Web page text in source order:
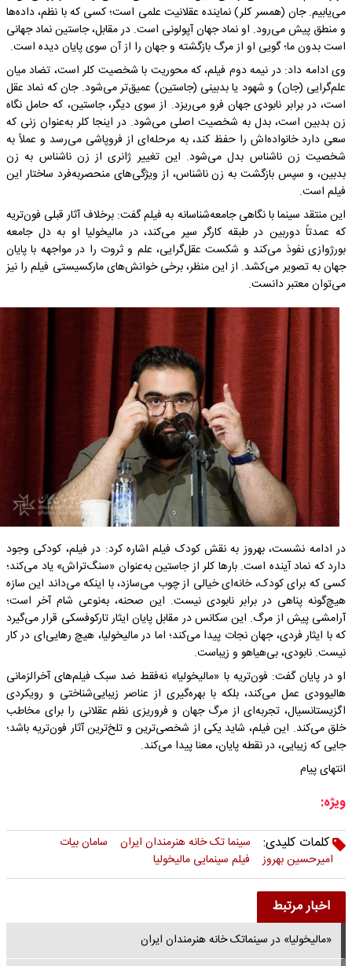
می‌یابیم. جان (همسر کلر) نماینده عقلانیت علمی است؛ کسی که با نظم، داده‌ها
و منطق پیش می‌رود. او نماد جهان آپولونی است. در مقابل، جاستین نماد جهانی
است بدون ما؛ گویی او از مرگ بازگشته و جهان را از آن سوی پایان دیده است.
وی ادامه داد: در نیمه دوم فیلم، که محوریت با شخصیت کلر است، تضاد میان
علم‌گرایی (جان) و شهود یا بدبینی (جاستین) عمیق‌تر می‌شود. جان که نماد عقل
است، در برابر نابودی جهان فرو می‌ریزد. از سوی دیگر، جاستین، که حامل نگاه
زن بدبین است، بدل به شخصیت اصلی می‌شود. در اینجا کلر به‌عنوان زنی که
سعی دارد خانواده‌اش را حفظ کند، به مرحله‌ای از فروپاشی می‌رسد و عملاً به
شخصیت زن ناشناس بدل می‌شود. این تغییر ژانری از زن ناشناس به زن
بدبین، و سپس بازگشت به زن ناشناس، از ویژگی‌های منحصر‌به‌فرد ساختار این
فیلم است.
این منتقد سینما با نگاهی جامعه‌شناسانه به فیلم گفت: برخلاف آثار قبلی فون‌تریه
که عمدتاً دوربین در طبقه کارگر سیر می‌کند، در مالیخولیا او به دل جامعه
بورژوازی نفوذ می‌کند و شکست عقل‌گرایی، علم و ثروت را در مواجهه با پایان
جهان به تصویر می‌کشد. از این منظر، برخی خوانش‌های مارکسیستی فیلم را نیز
می‌توان معتبر دانست.
در ادامه نشست، بهروز به نقش کودک فیلم اشاره کرد: در فیلم، کودکی وجود
دارد که نماد آینده است. بارها کلر از جاستین به‌عنوان «سنگ‌تراش» یاد می‌کند؛
کسی که برای کودک، خانه‌ای خیالی از چوب می‌سازد، با اینکه می‌داند این سازه
هیچ‌گونه پناهی در برابر نابودی نیست. این صحنه، به‌نوعی شام آخر است؛
آرامشی پیش از مرگ. این سکانس در مقابل پایان ایثار تارکوفسکی قرار می‌گیرد
که با ایثار فردی، جهان نجات پیدا می‌کند؛ اما در مالیخولیا، هیچ رهایی‌ای در کار
نیست. نابودی، بی‌هیاهو و زیباست.
او در پایان گفت: فون‌تریه با «مالیخولیا» نه‌فقط ضد سبک فیلم‌های آخرالزمانی
هالیوودی عمل می‌کند، بلکه با بهره‌گیری از عناصر زیبایی‌شناختی و رویکردی
اگزیستانسیال، تجربه‌ای از مرگ جهان و فروریزی نظم عقلانی را برای مخاطب
خلق می‌کند. این فیلم، شاید یکی از شخصی‌ترین و تلخ‌ترین آثار فون‌تریه باشد؛
جایی که زیبایی، در نقطه‌ پایان، معنا پیدا می‌کند.
انتهای پیام
ویژه:
کلمات کلیدی:
سینما تک خانه هنرمندان ایران
سامان بیات
امیرحسین بهروز
فیلم سینمایی مالیخولیا
اخبار مرتبط
«مالیخولیا» در سینماتک خانه هنرمندان ایران